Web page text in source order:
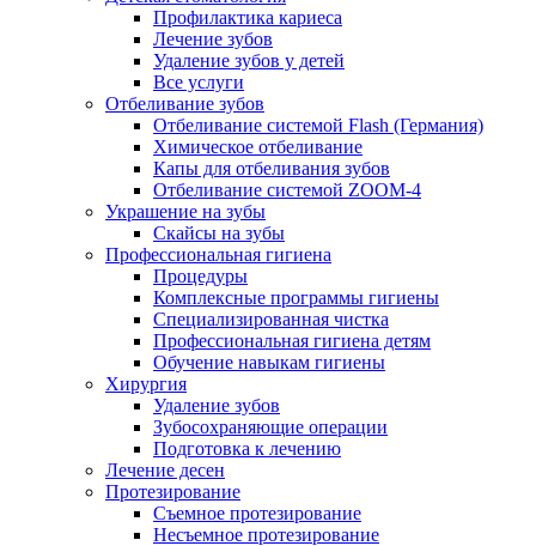
Профилактика кариеса
Лечение зубов
Удаление зубов у детей
Все услуги
Отбеливание зубов
Отбеливание системой Flash (Германия)
Химическое отбеливание
Капы для отбеливания зубов
Отбеливание системой ZOOM-4
Украшение на зубы
Скайсы на зубы
Профессиональная гигиена
Процедуры
Комплексные программы гигиены
Специализированная чистка
Профессиональная гигиена детям
Обучение навыкам гигиены
Хирургия
Удаление зубов
Зубосохраняющие операции
Подготовка к лечению
Лечение десен
Протезирование
Съемное протезирование
Несъемное протезирование